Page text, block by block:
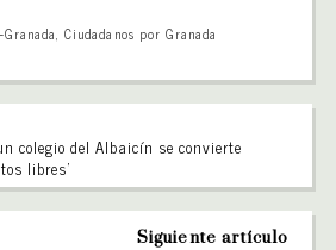
,Ciudadanos por Granada
colegio del Albaicín se convierte
libres’
Siguiente artículo